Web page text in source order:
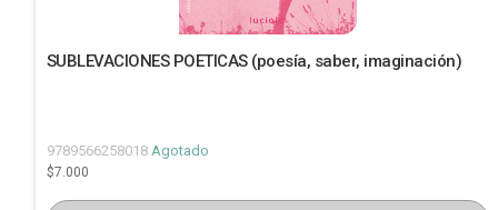
SUBLEVACIONES POETICAS (poesía, saber, imaginación)
9789566258018 Agotado
$7.000